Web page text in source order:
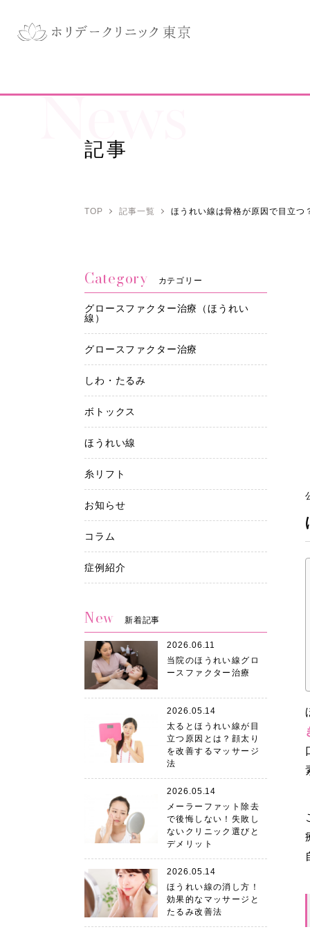
News
記事
TOP 記事一覧 ほうれい線は骨格が原因で目立つ
Category カテゴリー
グロースファクター治療（ほうれい
線）
グロースファクター治療
しわ・たるみ
ボトックス
ほうれい線
糸リフト
お知らせ
コラム
症例紹介
New 新着記事
2026.06.11
当院のほうれい線グロ
ースファクター治療
2026.05.14
太るとほうれい線が目
立つ原因とは？顔太り
を改善するマッサージ
法
2026.05.14
メーラーファット除去
で後悔しない！失敗し
ないクリニック選びと
デメリット
2026.05.14
ほうれい線の消し方！
効果的なマッサージと
たるみ改善法